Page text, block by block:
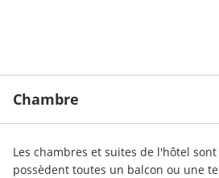
Chambre
Les chambres et suites de l'hôtel
possèdent toutes un balcon ou une